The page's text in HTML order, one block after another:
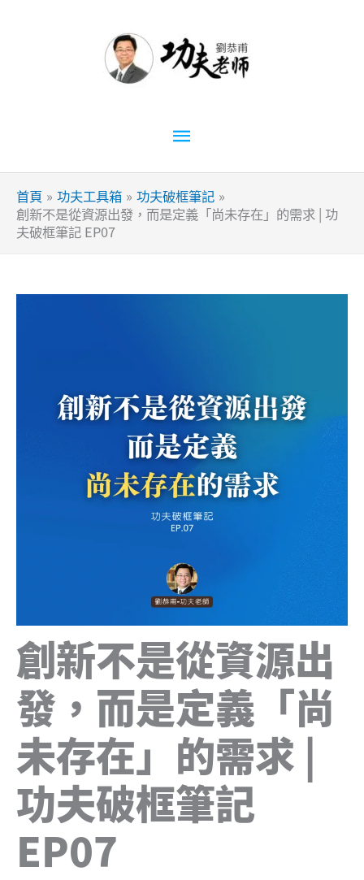
主
要
選
首頁 功夫工具箱
功夫破框筆記
創新不是從資源出發，而是定義「尚未存在」的需求 | 功
夫破框筆記 EP07
創新不是從資源出
發，而是定義「尚
未存在」的需求 |
功夫破框筆記
EP07